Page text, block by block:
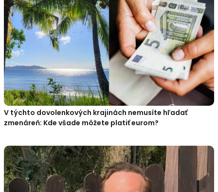
V týchto dovolenkových krajinách nemusíte hľadať
zmenáreň: Kde všade môžete platiť eurom?